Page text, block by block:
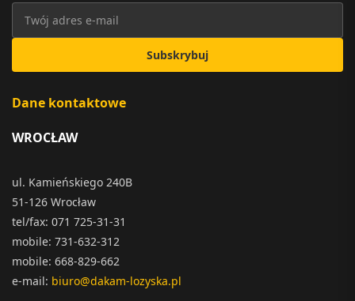
Subskrybuj
Dane kontaktowe
WROCŁAW
ul. Kamieńskiego 240B
51-126 Wrocław
tel/fax: 071 725-31-31
mobile: 731-632-312
mobile: 668-829-662
e-mail: biuro@dakam-lozyska.pl